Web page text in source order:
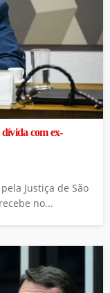
com ex-
Justiça de São
no...